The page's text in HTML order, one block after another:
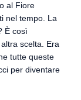
al Fiore
nel tempo. La
È così
scelta. Era
tutte queste
per diventare